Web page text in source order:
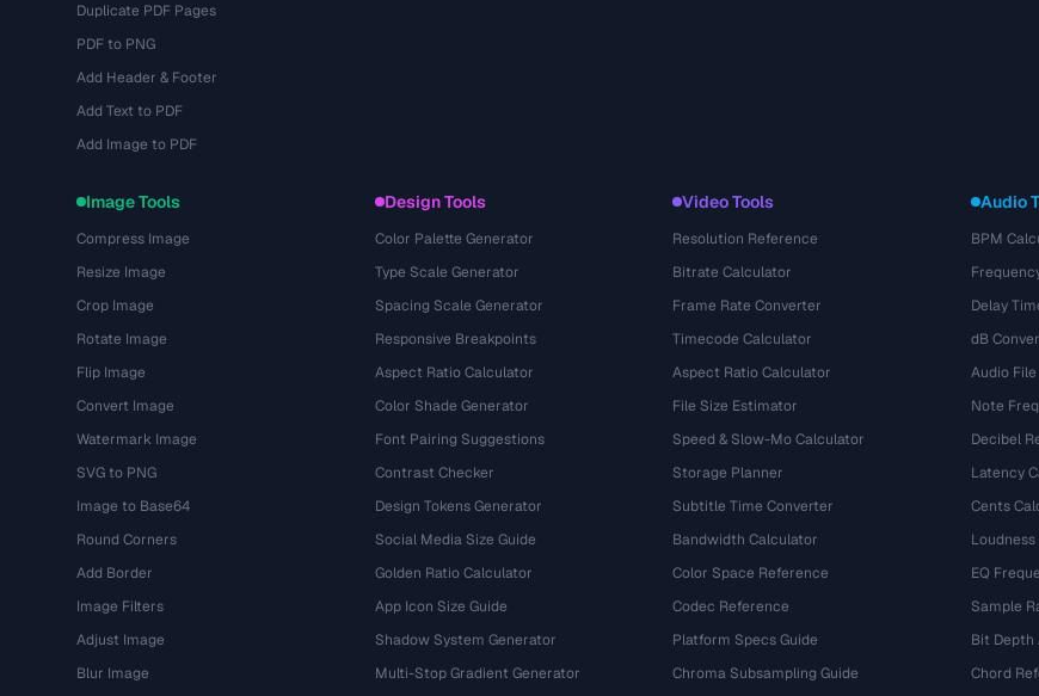
Duplicate PDF Pages
PDF to PNG
Add Header & Footer
Add Text to PDF
Add Image to PDF
Image Tools
Compress Image
Resize Image
Crop Image
Rotate Image
Flip Image
Convert Image
Watermark Image
SVG to PNG
Image to Base64
Round Corners
Add Border
Image Filters
Adjust Image
Blur Image
Design Tools
Color Palette Generator
Type Scale Generator
Spacing Scale Generator
Responsive Breakpoints
Aspect Ratio Calculator
Color Shade Generator
Font Pairing Suggestions
Contrast Checker
Design Tokens Generator
Social Media Size Guide
Golden Ratio Calculator
App Icon Size Guide
Shadow System Generator
Multi-Stop Gradient Generator
Video Tools
Resolution Reference
Bitrate Calculator
Frame Rate Converter
Timecode Calculator
Aspect Ratio Calculator
File Size Estimator
Speed & Slow-Mo Calculator
Storage Planner
Subtitle Time Converter
Bandwidth Calculator
Color Space Reference
Codec Reference
Platform Specs Guide
Chroma Subsampling Guide
Audio
BPM
Delay
dB
Audio
Note
Decibel
Latency
Cents
EQ
Sample
Bit Depth
Chord